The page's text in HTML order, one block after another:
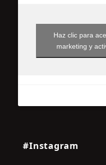
Haz clic para
marketing y
#Instagram